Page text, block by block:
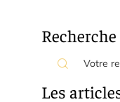
Recherche
Les